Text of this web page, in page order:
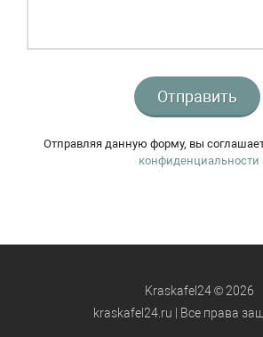
Отправить
Отправляя данную форму, вы
конфиденциальности
Kraskafel24 © 2026
kraskafel24.ru | Все права